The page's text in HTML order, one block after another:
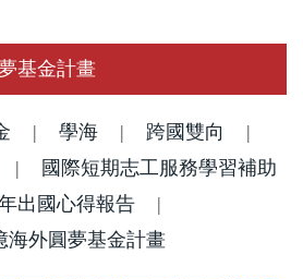
基金計畫
| 學海| 跨國雙向
|
|
國際短期志工服務學習補助
出國心得報告|
海外圓夢基金計畫